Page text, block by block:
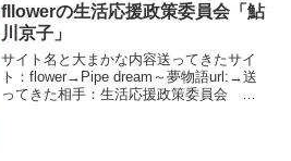
fllowerの生活応援政策委員会「鮎
川京子」
サイト名と大まかな内容送ってきたサイ
ト：flower→Pipe dream～夢物語url:→送
ってきた相手：生活応援政策委員会 鮎